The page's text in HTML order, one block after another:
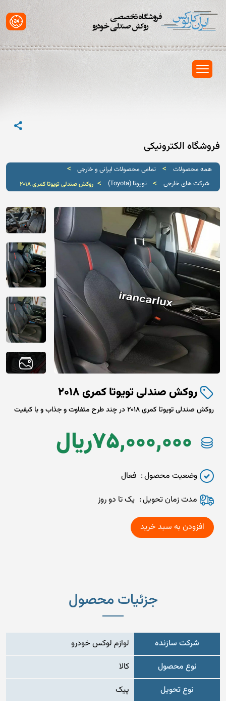
فروشگاه الکترونیکی
همه محصولات > تمامی محصولات ایرانی و خارجی >
شرکت های خارجی > تویوتا (Toyota) >روکش صندلی تویوتا کمری 2018
روکش صندلی تویوتا کمری 2018
روکش صندلی تویوتا کمری 2018 در چند طرح متفاوت و جذاب و با کیفیت
ريال75,000,000
وضعیت محصول
فعال
مدت زمان تحويل
یک تا دو روز
جزئیات محصول
شرکت سازنده
لوازم لوکس خودرو
نوع محصول
کالا
نوع تحویل
پیک